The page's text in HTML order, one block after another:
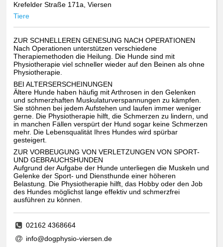
Krefelder Straße 171a, Viersen
Tiere
ZUR SCHNELLEREN GENESUNG NACH OPERATIONEN
Nach Operationen unterstützen verschiedene
Therapiemethoden die Heilung. Die Hunde sind mit
Physiotherapie viel schneller wieder auf den Beinen als ohne
Physiotherapie.
BEI ALTERSERSCHEINUNGEN
Ältere Hunde haben häufig mit Arthrosen in den Gelenken
und schmerzhaften Muskulaturverspannungen zu kämpfen.
Sie stöhnen bei jedem Aufstehen und laufen immer weniger
gerne. Die Physiotherapie hilft, die Schmerzen zu lindern, und
in manchen Fällen verspürt der Hund sogar keine Schmerzen
mehr. Die Lebensqualität Ihres Hundes wird spürbar
gesteigert.
ZUR VORBEUGUNG VON VERLETZUNGEN VON SPORT-
UND GEBRAUCHSHUNDEN
Aufgrund der Aufgabe der Hunde unterliegen die Muskeln und
Gelenke der Sport- und Diensthunde einer höheren
Belastung. Die Physiotherapie hilft, das Hobby oder den Job
des Hundes möglichst lange effektiv und schmerzfrei
ausführen zu können.
02162 4368664
info@dogphysio-viersen.de